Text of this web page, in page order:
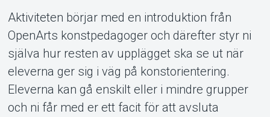
Aktiviteten börjar med en introduktion från
OpenArts konstpedagoger och därefter styr ni
själva hur resten av upplägget ska se ut när
eleverna ger sig i väg på konstorientering.
Eleverna kan gå enskilt eller i mindre grupper
och ni får med er ett facit för att avsluta